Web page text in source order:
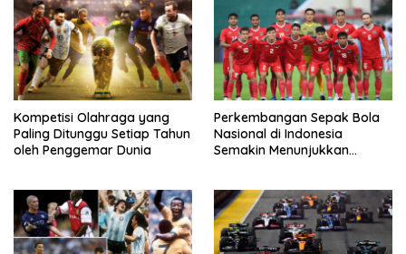
Kompetisi Olahraga yang
Paling Ditunggu Setiap Tahun
oleh Penggemar Dunia
Perkembangan Sepak Bola
Nasional di Indonesia
Semakin Menunjukkan